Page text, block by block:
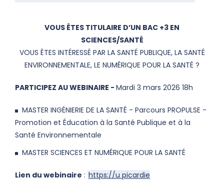
VOUS ÊTES TITULAIRE D’UN BAC +3 EN
SCIENCES/SANTÉ
VOUS ÊTES INTÉRESSÉ PAR LA SANTÉ PUBLIQUE, LA SANTÉ
ENVIRONNEMENTALE, LE NUMÉRIQUE POUR LA SANTÉ ?
PARTICIPEZ AU WEBINAIRE - Mardi 3 mars 2026 18h
MASTER INGÉNIERIE DE LA SANTÉ - Parcours PROPULSE -
Promotion et Éducation à la Santé Publique et à la
Santé Environnementale
MASTER SCIENCES ET NUMÉRIQUE POUR LA SANTÉ
Lien du webinaire : https://u picardie